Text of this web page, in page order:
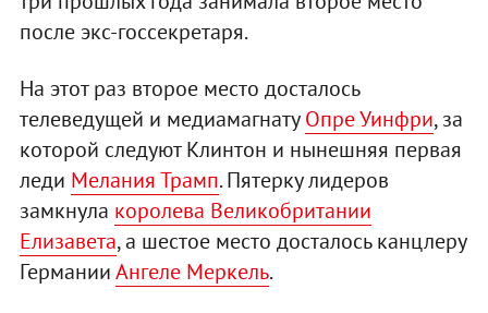
после экс-госсекретаря.
На этот раз второе место досталось
телеведущей и медиамагнатуОпре Уинфри, за
которой следуют Клинтон и нынешняя первая
леди Мелания Трамп. Пятерку лидеров
замкнула королева Великобритании
Елизавета, а шестое место досталось канцлеру
ГерманииАнгеле Меркель.